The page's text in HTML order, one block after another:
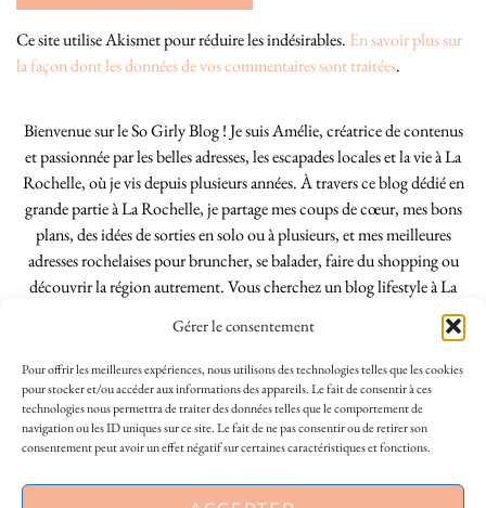
Gérer le consentement
Pour offrir les meilleures expériences, nous utilisons des technologies telles que les cookies
pour stocker et/ou accéder aux informations des appareils. Le fait de consentir à ces
technologies nous permettra de traiter des données telles que le comportement de
navigation ou les ID uniques sur ce site. Le fait de ne pas consentir ou de retirer son
consentement peut avoir un effet négatif sur certaines caractéristiques et fonctions.
Ce site utilise Akismet pour réduire les indésirables. En savoir plus sur
la façon dont les données de vos commentaires sont traitées.
Bienvenue sur le So Girly Blog ! Je suis Amélie, créatrice de contenus
et passionnée par les belles adresses, les escapades locales et la vie à La
Rochelle, où je vis depuis plusieurs années. À travers ce blog dédié en
grande partie à La Rochelle, je partage mes coups de cœur, mes bons
plans, des idées de sorties en solo ou à plusieurs, et mes meilleures
adresses rochelaises pour bruncher, se balader, faire du shopping ou
découvrir la région autrement. Vous cherchez un blog lifestyle à La
Rochelle, tenu par une locale ? Vous êtes au bon endroit. Que vous
soyez Rochelais·e ou de passage dans notre belle ville, j’espère que mes
articles vous aideront à profiter de La Rochelle comme un·e vrai·e
initié·e. !